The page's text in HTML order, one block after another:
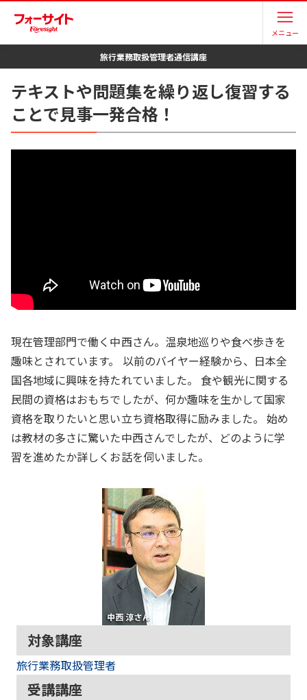
メニュー
旅行業務取扱管理者通信講座
テキストや問題集を繰り返し復習する
ことで見事一発合格！
現在管理部門で働く中西さん。温泉地巡りや食べ歩きを
趣味とされています。 以前のバイヤー経験から、日本全
国各地域に興味を持たれていました。 食や観光に関する
民間の資格はおもちでしたが、何か趣味を生かして国家
資格を取りたいと思い立ち資格取得に励みました。 始め
は教材の多さに驚いた中西さんでしたが、どのように学
習を進めたか詳しくお話を伺いました。
対象講座
旅行業務取扱管理者
受講講座